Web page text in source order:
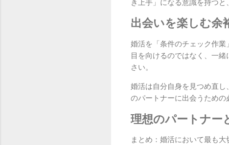
き上手」になる意識を持つと
出会いを楽しむ余
婚活を「条件のチェック作
目を向けるのではなく、一
さい。
婚活は自分自身を見つめ直
のパートナーに出会うための
理想のパートナー
まとめ：婚活において最も